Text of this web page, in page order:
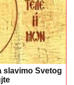
slavimo Svetog